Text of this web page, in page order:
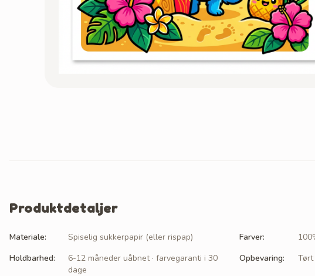
Produktdetaljer
Materiale: Spiselig sukkerpapir (eller rispap) Farver:
Holdbarhed:
6-12 måneder uåbnet · farvegaranti i 30
dage
Opbevaring: